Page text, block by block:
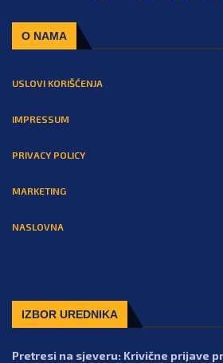
O NAMA
USLOVI KORIŠĆENJA
IMPRESSUM
PRIVACY POLICY
MARKETING
NASLOVNA
IZBOR UREDNIKA
Pretresi na sjeveru: Krivične prijave